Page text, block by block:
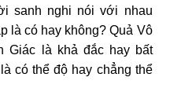
sanh nghi nói với nhau
là có hay không? Quả Vô
Giác là khả đắc hay bất
có thể độ hay chẳng thể